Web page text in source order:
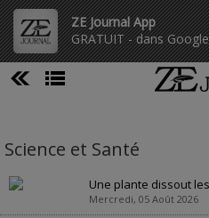
ZE Journal App
GRATUIT - dans
Science et Santé
Une plante dissout
Mercredi, 05 Août 2026